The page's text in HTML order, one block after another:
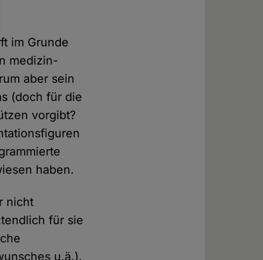
im Grunde
medizin-
aber sein
(doch für die
vorgibt?
haben.
nicht
für sie
u.ä.).